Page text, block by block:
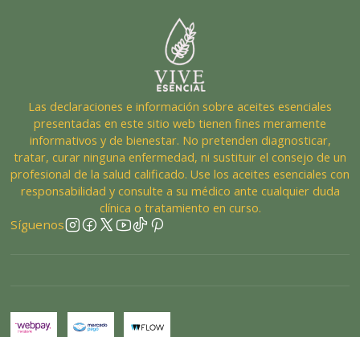
Las declaraciones e información sobre aceites esenciales
presentadas en este sitio web tienen fines meramente
informativos y de bienestar. No pretenden diagnosticar,
tratar, curar ninguna enfermedad, ni sustituir el consejo de un
profesional de la salud calificado. Use los aceites esenciales con
responsabilidad y consulte a su médico ante cualquier duda
clínica o tratamiento en curso.
Síguenos